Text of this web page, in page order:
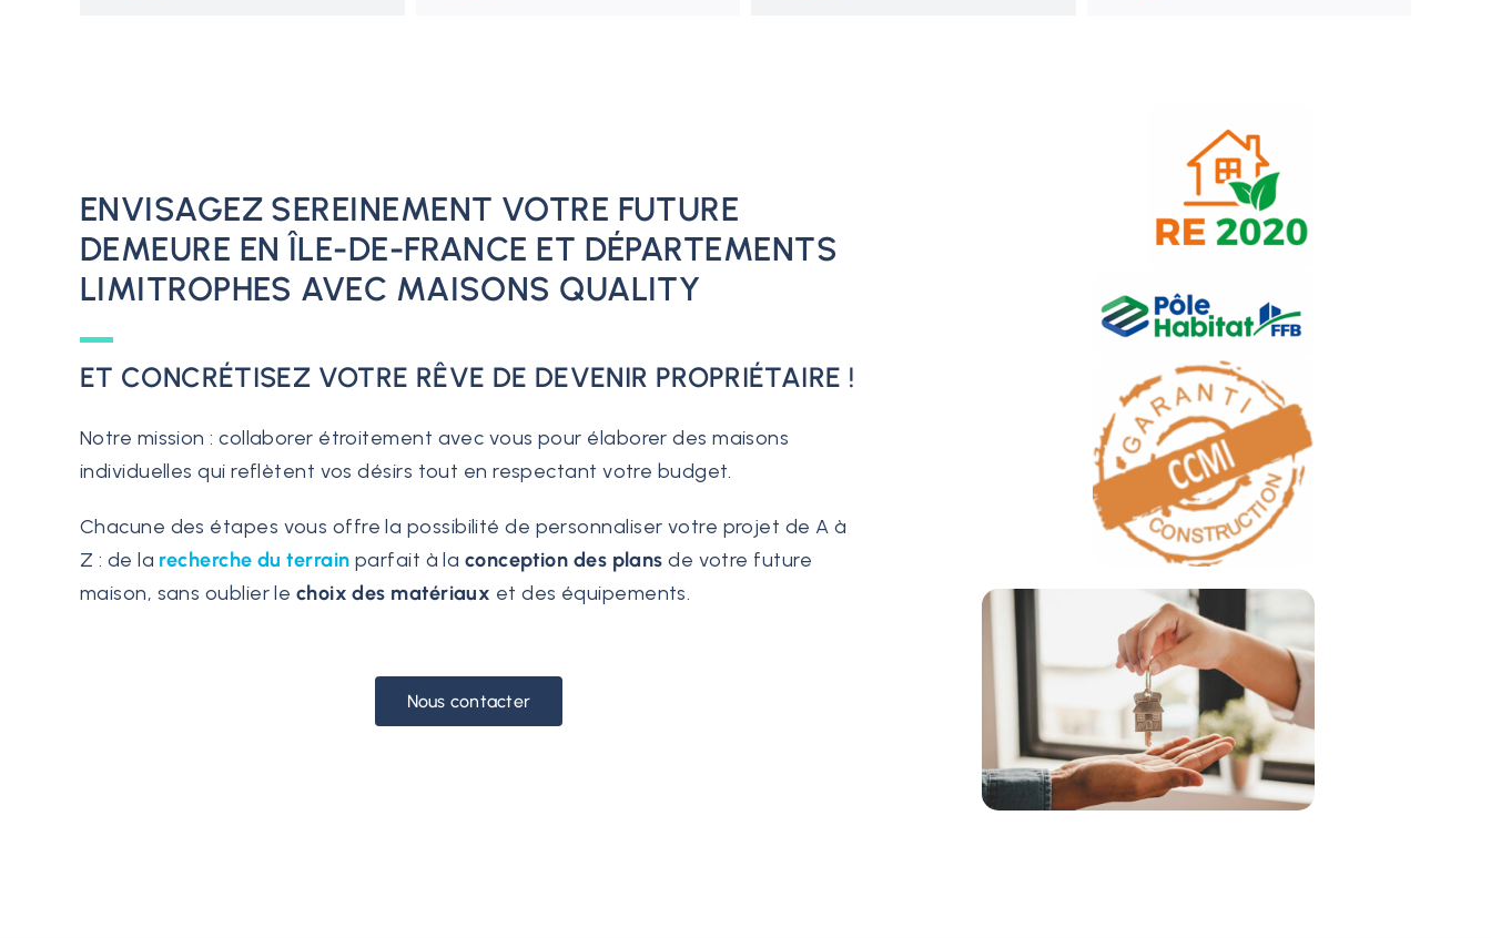
ENVISAGEZ SEREINEMENT VOTRE FUTURE
DEMEURE EN ÎLE-DE-FRANCE ET DÉPARTEMENTS
LIMITROPHES AVEC MAISONS QUALITY
ET CONCRÉTISEZ VOTRE RÊVE DE DEVENIR PROPRIÉTAIRE !
Notre mission : collaborer étroitement avec vous pour élaborer des maisons
individuelles qui reflètent vos désirs tout en respectant votre budget.
Chacune des étapes vous offre la possibilité de personnaliser votre projet de A à
Z : de la recherche du terrain parfait à la conception des plans de votre future
maison, sans oublier le choix des matériaux et des équipements.
Nous contacter